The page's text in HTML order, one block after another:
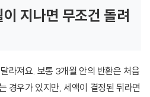
지나면 무조건 돌려
라져요. 보통 3개월 안의 반환은 처음
경우가 있지만, 세액이 결정된 뒤라면